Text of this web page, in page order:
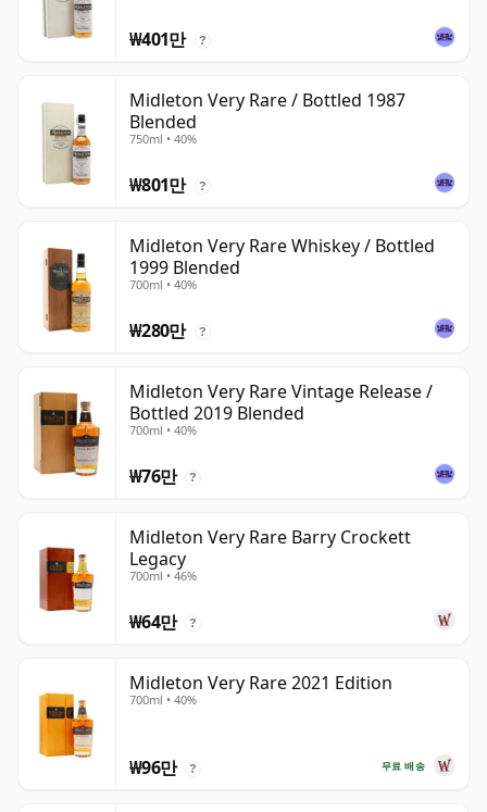
₩401만 ?
Midleton Very Rare / Bottled 1987
Blended
750ml • 40%
₩801만 ?
Midleton Very Rare Whiskey / Bottled
1999 Blended
700ml • 40%
₩280만 ?
Midleton Very Rare Vintage Release /
Bottled 2019 Blended
700ml • 40%
₩76만 ?
Midleton Very Rare Barry Crockett
Legacy
700ml • 46%
₩64만 ?
Midleton Very Rare 2021 Edition
700ml • 40%
무료 배송
₩96만 ?